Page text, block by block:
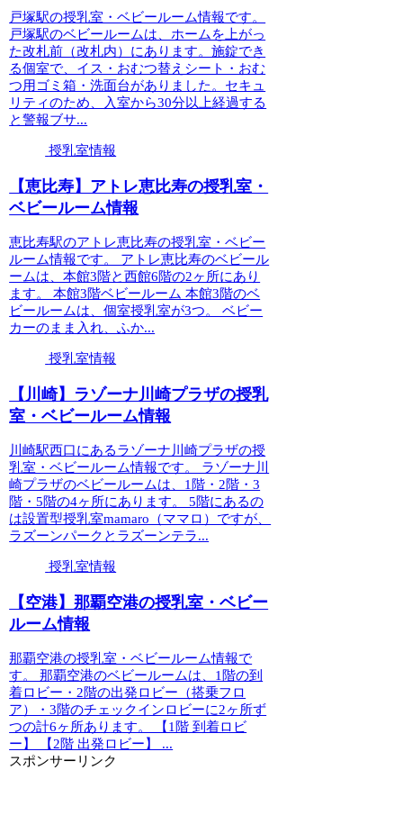
戸塚駅の授乳室・ベビールーム情報です。
戸塚駅のベビールームは、ホームを上がっ
た改札前（改札内）にあります。施錠でき
る個室で、イス・おむつ替えシート・おむ
つ用ゴミ箱・洗面台がありました。セキュ
リティのため、入室から30分以上経過する
と警報ブサ...
授乳室情報
【恵比寿】アトレ恵比寿の授乳室・
ベビールーム情報
恵比寿駅のアトレ恵比寿の授乳室・ベビー
ルーム情報です。 アトレ恵比寿のベビール
ームは、本館3階と西館6階の2ヶ所にあり
ます。 本館3階ベビールーム 本館3階のベ
ビールームは、個室授乳室が3つ。 ベビー
カーのまま入れ、ふか...
授乳室情報
【川崎】ラゾーナ川崎プラザの授乳
室・ベビールーム情報
川崎駅西口にあるラゾーナ川崎プラザの授
乳室・ベビールーム情報です。 ラゾーナ川
崎プラザのベビールームは、1階・2階・3
階・5階の4ヶ所にあります。 5階にあるの
は設置型授乳室mamaro（ママロ）ですが、
ラズーンパークとラズーンテラ...
授乳室情報
【空港】那覇空港の授乳室・ベビー
ルーム情報
那覇空港の授乳室・ベビールーム情報で
す。 那覇空港のベビールームは、1階の到
着ロビー・2階の出発ロビー（搭乗フロ
ア）・3階のチェックインロビーに2ヶ所ず
つの計6ヶ所あります。 【1階 到着ロビ
ー】 【2階 出発ロビー】 ...
スポンサーリンク